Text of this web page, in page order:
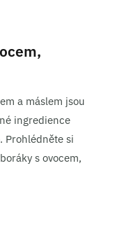
a máslem jsou
ingredience
Prohlédněte si
s ovocem,